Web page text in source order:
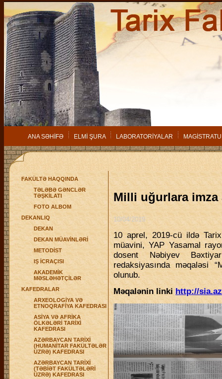
ANA SƏHİFƏ ELMİ ŞURA LABORATORİYALAR
FAKÜLTƏ HAQQINDA
TƏLƏBƏ GƏNCLƏR
TƏŞKİLATI
FOTO ALBOM
DEKANLIQ
DEKAN
DEKAN MÜAVİNLƏRİ
METODİST
IŞ İCRAÇISI
AKADEMİK
MƏSLƏHƏTÇİLƏR
KAFEDRALAR
ARXEOLOGİYA VƏ
ETNOQRAFİYA KAFEDRASI
ASİYA VƏ AFRİKA
ÖLKƏLƏRİ TARİXİ
KAFEDRASI
AZƏRBAYCAN TARİXİ
(HUMANİTAR FAKÜLTƏLƏR
ÜZRƏ) KAFEDRASI
AZƏRBAYCAN TARİXİ
(TƏBİƏT FAKÜLTƏLƏRİ
ÜZRƏ) KAFEDRASI
Milli uğurlara imza
10/04/2019
10 aprel, 2019-cü ildə
müavini, YAP Yasamal
dosent Nəbiyev
redaksiyasında məqaləsi
olunub.
Məqalənin linkihttp://